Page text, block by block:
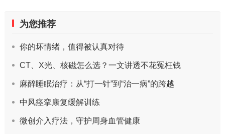
为您推荐
你的坏情绪，值得被认真对待
CT、X光、核磁怎么选？一文讲透不花冤枉钱
麻醉睡眠治疗：从“打一针”到“治一病”的跨越
中风痉挛康复缓解训练
微创介入疗法，守护周身血管健康